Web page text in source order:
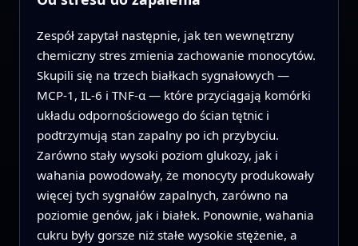
Zespół zapytał następnie, jak ten wewnętrzny
chemiczny stres zmienia zachowanie monocytów.
Skupili się na trzech białkach sygnałowych —
MCP-1, IL-6 i TNF-α — które przyciągają komórki
układu odpornościowego do ścian tętnic i
podtrzymują stan zapalny po ich przybyciu.
Zarówno stały wysoki poziom glukozy, jak i
wahania powodowały, że monocyty produkowały
więcej tych sygnałów zapalnych, zarówno na
poziomie genów, jak i białek. Ponownie, wahania
cukru były gorsze niż stałe wysokie stężenie, a